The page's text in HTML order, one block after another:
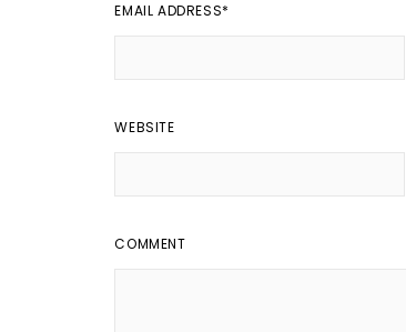
EMAIL ADDRESS*
WEBSITE
COMMENT